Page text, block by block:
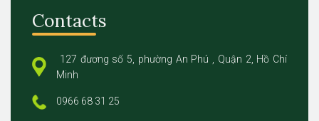
Contacts
127 đương số 5, phường An Phú , Quận 2, Hồ Chí
Minh
0966 68 31 25